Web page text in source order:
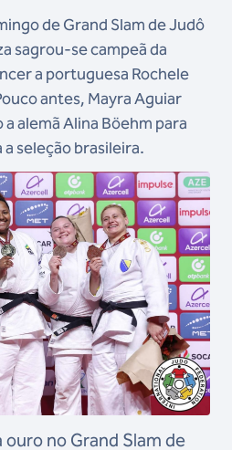
de Grand Slam de Judô
sagrou-se campeã da
a portuguesa Rochele
antes, Mayra Aguiar
alemã Alina Böehm para
seleção brasileira.
no Grand Slam de